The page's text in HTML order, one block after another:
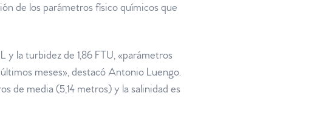
de los parámetros físico químicos que
y la turbidez de 1,86 FTU, «parámetros
meses», destacó Antonio Luengo.
de media (5,14 metros) y la salinidad es